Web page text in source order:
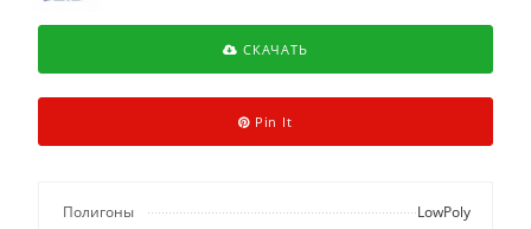
СКАЧАТЬ
Pin It
Полигоны
LowPoly